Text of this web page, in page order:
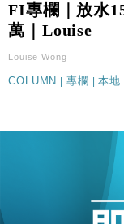
FI專欄｜放水
萬｜Louise
Louise Wong
COLUMN 專欄 |本地